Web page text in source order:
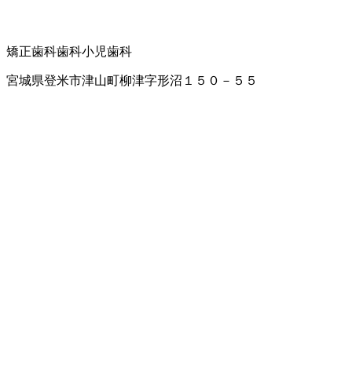
矯正歯科歯科小児歯科
宮城県登米市津山町柳津字形沼１５０－５５